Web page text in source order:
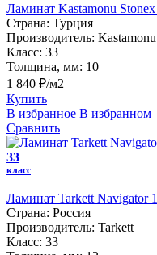
Ламинат Kastamonu
Страна: Турция
Производитель: Kastamonu
Класс: 33
Толщина, мм: 10
1 840 ₽/м2
Купить
В избранное В избранном
Сравнить
33
класс
Ламинат Tarkett Navigator
Страна: Россия
Производитель: Tarkett
Класс: 33